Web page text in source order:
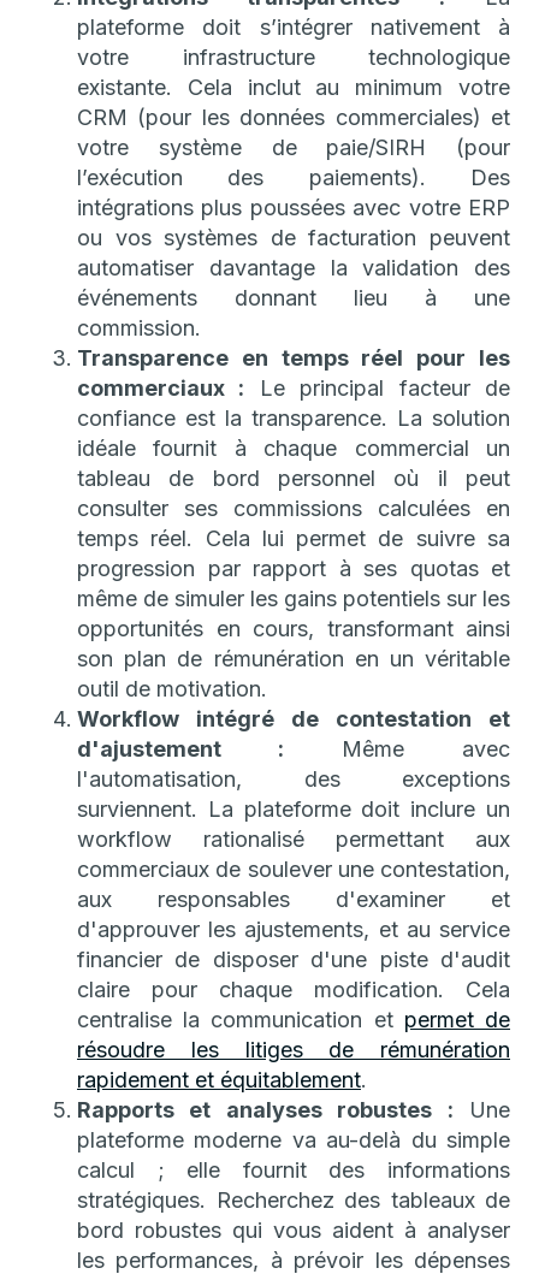
plateforme doit s’intégrer nativement à
votre infrastructure technologique
existante. Cela inclut au minimum votre
CRM (pour les données commerciales) et
votre système de paie/SIRH (pour
l’exécution des paiements). Des
intégrations plus poussées avec votre ERP
ou vos systèmes de facturation peuvent
automatiser davantage la validation des
événements donnant lieu à une
commission.
Transparence en temps réel pour les
commerciaux : Le principal facteur de
confiance est la transparence. La solution
idéale fournit à chaque commercial un
tableau de bord personnel où il peut
consulter ses commissions calculées en
temps réel. Cela lui permet de suivre sa
progression par rapport à ses quotas et
même de simuler les gains potentiels sur les
opportunités en cours, transformant ainsi
son plan de rémunération en un véritable
outil de motivation.
Workflow intégré de contestation et
d'ajustement : Même avec
l'automatisation, des exceptions
surviennent. La plateforme doit inclure un
workflow rationalisé permettant aux
commerciaux de soulever une contestation,
aux responsables d'examiner et
d'approuver les ajustements, et au service
financier de disposer d'une piste d'audit
claire pour chaque modification. Cela
centralise la communication et permet de
résoudre les litiges de rémunération
rapidement et équitablement.
Rapports et analyses robustes : Une
plateforme moderne va au-delà du simple
calcul ; elle fournit des informations
stratégiques. Recherchez des tableaux de
bord robustes qui vous aident à analyser
les performances, à prévoir les dépenses